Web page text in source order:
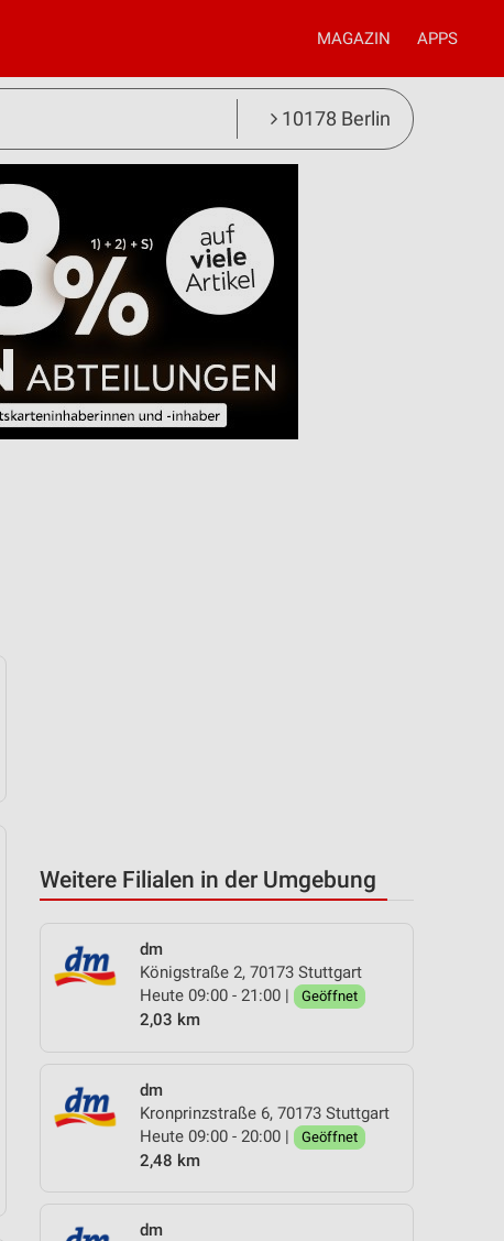
MAGAZIN APPS
10178 Berlin
Weitere Filialen in der Umgebung
dm
Königstraße 2, 70173 Stuttgart
Heute 09:00 - 21:00 |
Geöffnet
2,03 km
dm
Kronprinzstraße 6, 70173 Stuttgart
Heute 09:00 - 20:00 |
Geöffnet
2,48 km
dm